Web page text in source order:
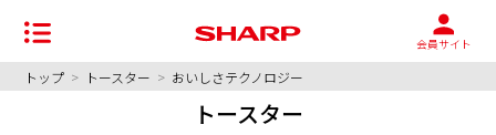
会員サイト
トップ > トースター > おいしさテクノロジー
トースター